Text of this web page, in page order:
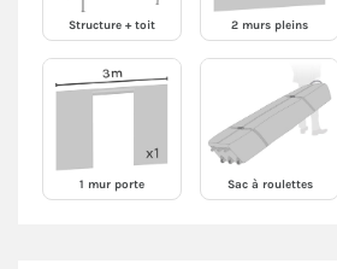
Structure + toit 2 murs pleins
1 mur porte Sac à roulettes